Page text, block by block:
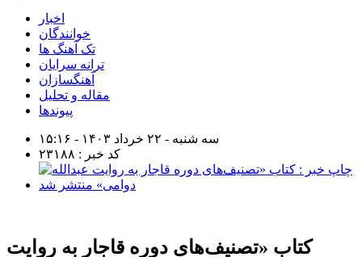
اخبار
خوانندگان
تک آهنگ ها
ترانه سرایان
آهنگسازان
مقاله و تحلیل
پیوندها
سه شنبه - ۲۲ خرداد ۱۴۰۳ - ۱۵:۱۶
کد خبر : ۲۳۱۸۸
کتاب «تصنیف‌های دوره‌ قاجار به روایت